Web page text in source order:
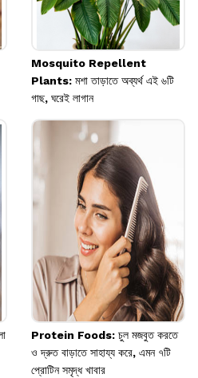
Mosquito Repellent
Plants: মশা তাড়াতে অব্যর্থ এই ৬টি
গাছ, ঘরেই লাগান
Protein Foods: চুল মজবুত করতে
ও দ্রুত বাড়াতে সাহায্য করে, এমন ৭টি
প্রোটিন সমৃদ্ধ খাবার